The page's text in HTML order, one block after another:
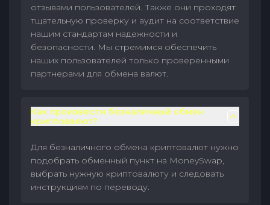
отзывами пользователей. Также они проходят
тщательную проверку и аудит на соответствие
нашим стандартам надежности и
безопасности. Мы стремимся обеспечить
наших пользователей только проверенными
партнерами для обмена валют.
Как произвести безналичный обмен
криптовалют?
Для безналичного обмена криптовалют нужно
подобрать обменный пункт на MoneySwap,
выбрать нужную криптовалюту и следовать
инструкциям по переводу.